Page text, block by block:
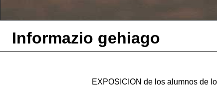
Informazio gehiago
EXPOSICION de los alumnos de